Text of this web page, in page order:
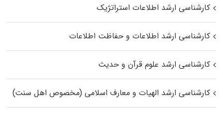
کارشناسی ارشد اطلاعات استراتژیک
کارشناسی ارشد اطلاعات و حفاظت اطلاعات
کارشناسی ارشد علوم قرآن و حدیث
کارشناسی ارشد الهیات و معارف اسلامی (مخصوص اهل سنت)